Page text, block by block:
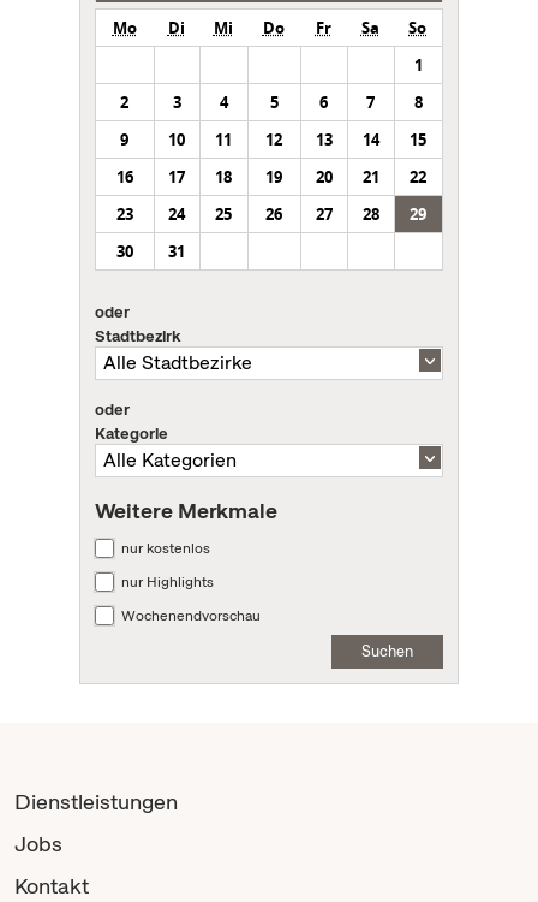
Mo Di Mi Do Fr Sa
So
1
2
3 4 5 6 7
8
9
10 11 12 13 14
15
16
17 18 19 20 21
22
23
24 25 26 27 28
29
30
31
oder
Stadtbezirk
oder
Kategorie
Weitere Merkmale
nur kostenlos
nur Highlights
Wochenendvorschau
Suchen
Dienstleistungen
Jobs
Kontakt